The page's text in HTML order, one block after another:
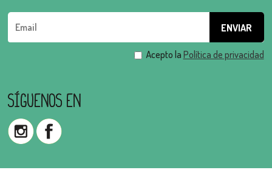
Acepto la Política de privacidad
Síguenos en